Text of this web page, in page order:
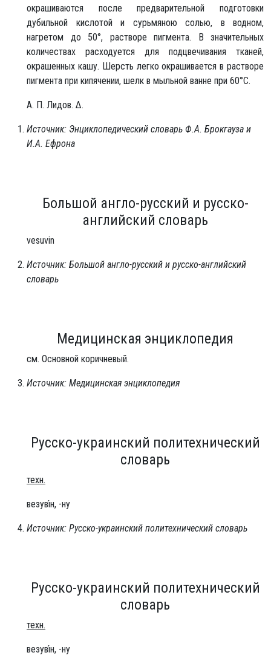
окрашиваются после предварительной подготовки
дубильной кислотой и сурьмяною солью, в водном,
нагретом до 50°, растворе пигмента. В значительных
количествах расходуется для подцвечивания тканей,
окрашенных кашу. Шерсть легко окрашивается в растворе
пигмента при кипячении, шелк в мыльной ванне при 60°С.
А. П. Лидов. Δ.
Источник: Энциклопедический словарь Ф.А. Брокгауза и
И.А. Ефрона
Большой англо-русский и русско-
английский словарь
vesuvin
Источник: Большой англо-русский и русско-английский
словарь
Медицинская энциклопедия
см. Основной коричневый.
Источник: Медицинская энциклопедия
Русско-украинский политехнический
словарь
техн.
везуві́н, -ну
Источник: Русско-украинский политехнический словарь
Русско-украинский политехнический
словарь
техн.
везуві́н, -ну